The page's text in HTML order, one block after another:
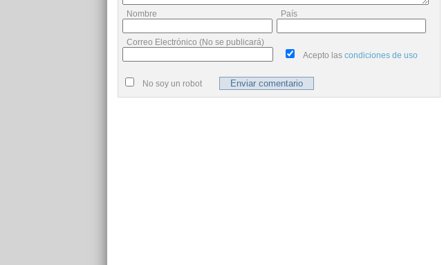
Nombre País
Correo Electrónico (No se publicará)
Acepto las condiciones de uso
No soy un robot